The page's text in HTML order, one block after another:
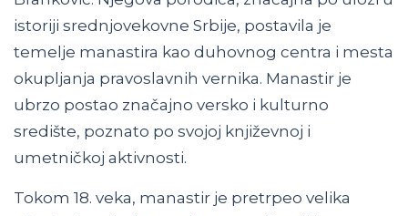
istoriji srednjovekovne Srbije, postavila je
temelje manastira kao duhovnog centra i mesta
okupljanja pravoslavnih vernika. Manastir je
ubrzo postao značajno versko i kulturno
središte, poznato po svojoj književnoj i
umetničkoj aktivnosti.
Tokom 18. veka, manastir je pretrpeo velika